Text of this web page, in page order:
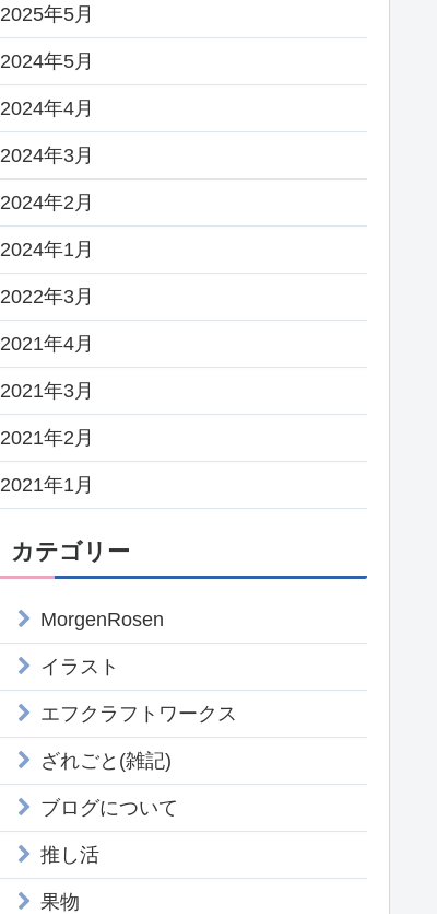
2025年5月
2024年5月
2024年4月
2024年3月
2024年2月
2024年1月
2022年3月
2021年4月
2021年3月
2021年2月
2021年1月
カテゴリー
MorgenRosen
イラスト
エフクラフトワークス
ざれごと(雑記)
ブログについて
推し活
果物